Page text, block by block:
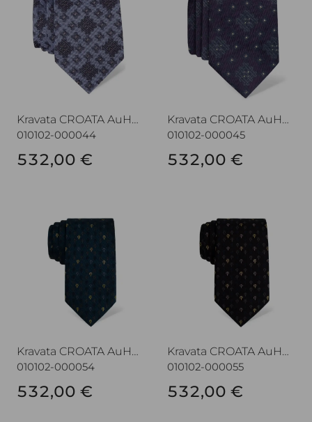
Kravata CROATA AuHRum
010102-000044
532,00 €
Kravata CROATA AuHRum
010102-000045
532,00 €
Kravata CROATA AuHRum
010102-000054
532,00 €
Kravata CROATA AuHRum
010102-000055
532,00 €